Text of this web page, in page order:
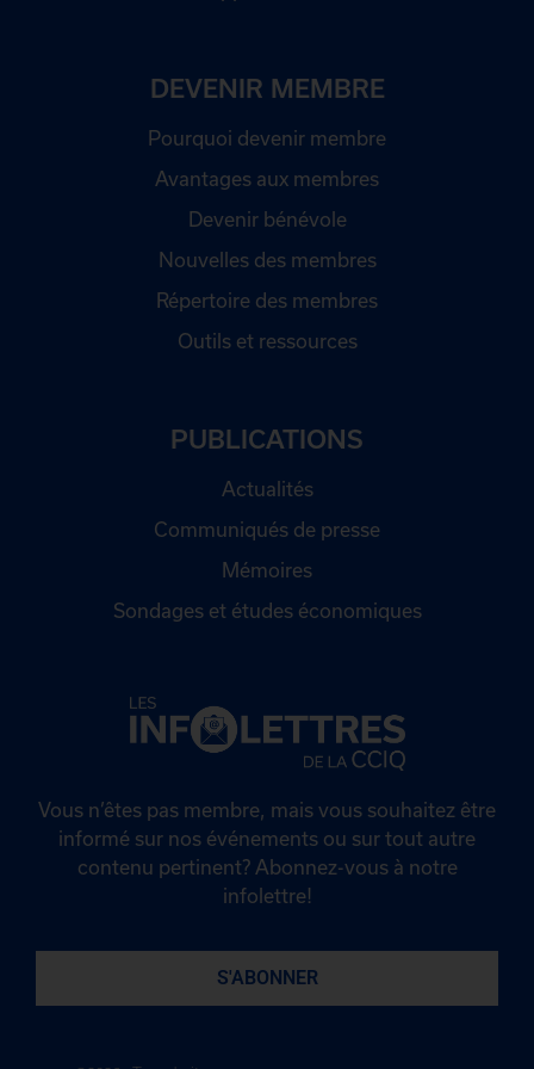
DEVENIR MEMBRE
Pourquoi devenir membre
Avantages aux membres
Devenir bénévole
Nouvelles des membres
Répertoire des membres
Outils et ressources
PUBLICATIONS
Actualités
Communiqués de presse
Mémoires
Sondages et études économiques
Vous n’êtes pas membre, mais vous souhaitez être
informé sur nos événements ou sur tout autre
contenu pertinent? Abonnez-vous à notre
infolettre!
S'ABONNER